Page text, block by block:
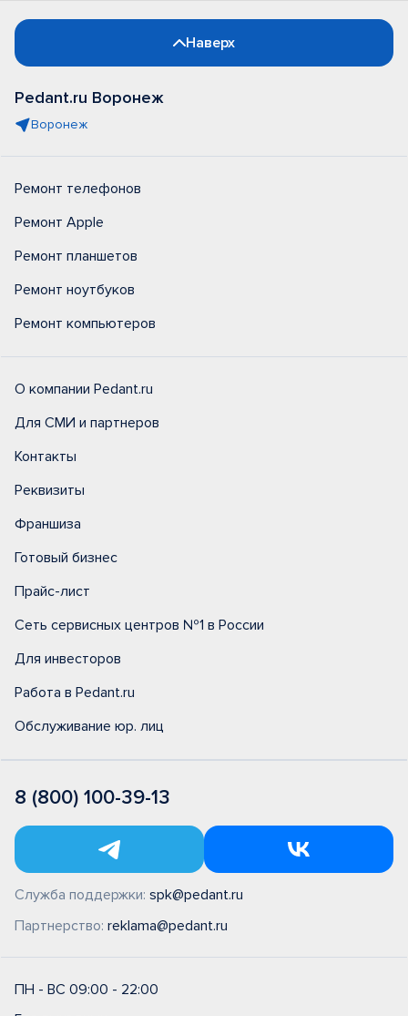
Наверх
Pedant.ru Воронеж
Воронеж
Ремонт телефонов
Ремонт Apple
Ремонт планшетов
Ремонт ноутбуков
Ремонт компьютеров
О компании Pedant.ru
Для СМИ и партнеров
Контакты
Реквизиты
Франшиза
Готовый бизнес
Прайс-лист
Сеть сервисных центров №1 в России
Для инвесторов
Работа в Pedant.ru
Обслуживание юр. лиц
8 (800) 100-39-13
Служба поддержки: spk@pedant.ru
Партнерство: reklama@pedant.ru
ПН - ВС 09:00 - 22:00